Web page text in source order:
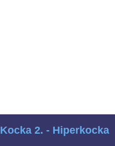
Kocka 2. - Hiperkocka